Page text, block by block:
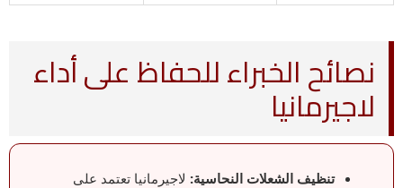
نصائح الخبراء للحفاظ على أداء
لاجيرمانيا
تنظيف الشعلات النحاسية: لاجيرمانيا تعتمد على